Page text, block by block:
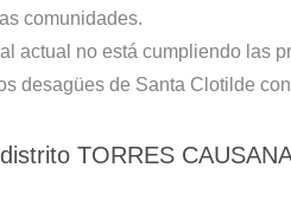
comunidades.
actual no está cumpliendo las
desagües de Santa Clotilde
TORRES